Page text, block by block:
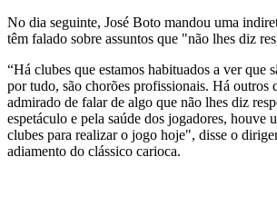
No dia seguinte, José Boto mandou uma
têm falado sobre assuntos que "não lhes diz
“Há clubes que estamos habituados a ver que
por tudo, são chorões profissionais. Há outros
admirado de falar de algo que não lhes diz
espetáculo e pela saúde dos jogadores, houve
clubes para realizar o jogo hoje", disse o
adiamento do clássico carioca.